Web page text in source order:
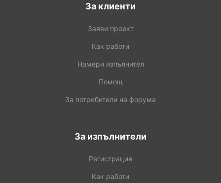
За клиенти
Заяви проект
Как работи
Намери изпълнител
Помощ
За потребители на форума
За изпълнители
Регистрация
Как работи